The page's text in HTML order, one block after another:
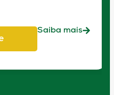
Saiba mais